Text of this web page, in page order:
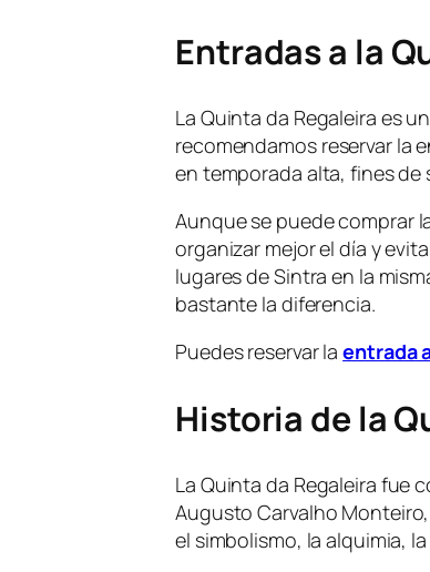
Entradas a la
La Quinta da Regaleira es
recomendamos reservar la
en temporada alta, fines de
Aunque se puede comprar
organizar mejor el día y
lugares de Sintra en la
bastante la diferencia.
Puedes reservar laentrada
Historia de la
La Quinta da Regaleira fue
Augusto Carvalho
el simbolismo, la alquimia,